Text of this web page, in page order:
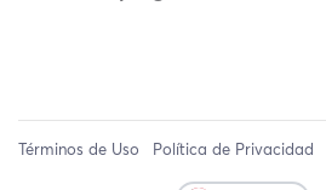
Términos de Uso Política de Privacidad